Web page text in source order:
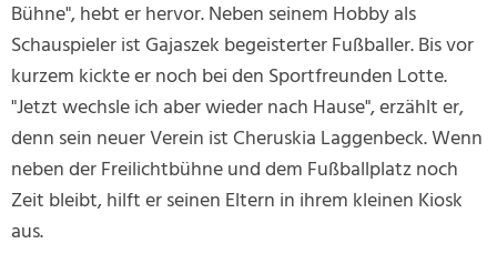
Bühne", hebt er hervor. Neben seinem Hobby als
Schauspieler ist Gajaszek begeisterter Fußballer. Bis vor
kurzem kickte er noch bei den Sportfreunden Lotte.
"Jetzt wechsle ich aber wieder nach Hause", erzählt er,
denn sein neuer Verein ist Cheruskia Laggenbeck. Wenn
neben der Freilichtbühne und dem Fußballplatz noch
Zeit bleibt, hilft er seinen Eltern in ihrem kleinen Kiosk
aus.